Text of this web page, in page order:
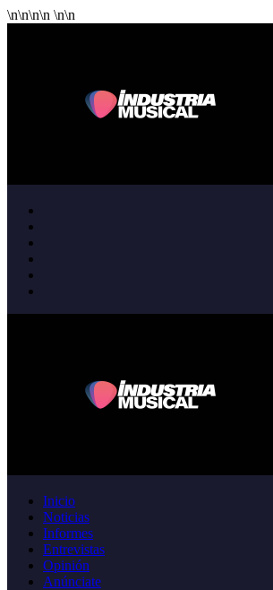
\n\n\n\n \n\n
Inicio
Noticias
Informes
Entrevistas
Opinión
Anúnciate